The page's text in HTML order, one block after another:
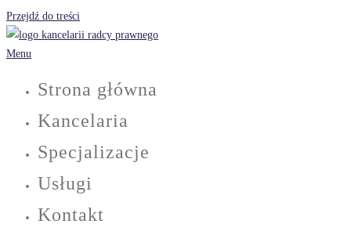
Przejdź do treści
Menu
Strona główna
Kancelaria
Specjalizacje
Usługi
Kontakt